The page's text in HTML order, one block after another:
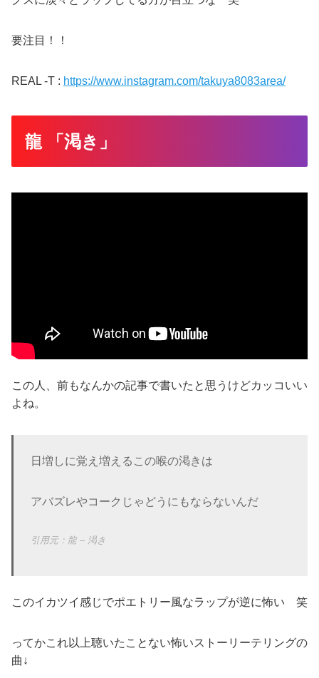
要注目！！
REAL -T : https://www.instagram.com/takuya8083area/
龍 「渇き」
この人、前もなんかの記事で書いたと思うけどカッコいい
よね。
日増しに覚え増えるこの喉の渇きは
アバズレやコークじゃどうにもならないんだ
龍 – 渇き
このイカツイ感じでポエトリー風なラップが逆に怖い 笑
ってかこれ以上聴いたことない怖いストーリーテリングの
曲↓